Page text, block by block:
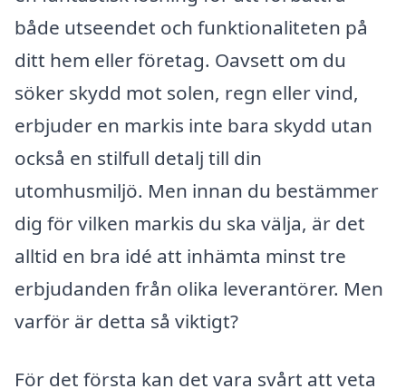
både utseendet och funktionaliteten på
ditt hem eller företag. Oavsett om du
söker skydd mot solen, regn eller vind,
erbjuder en markis inte bara skydd utan
också en stilfull detalj till din
utomhusmiljö. Men innan du bestämmer
dig för vilken markis du ska välja, är det
alltid en bra idé att inhämta minst tre
erbjudanden från olika leverantörer. Men
varför är detta så viktigt?
För det första kan det vara svårt att veta